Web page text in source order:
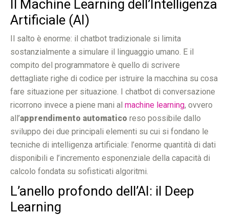
Il Machine Learning dell’Intelligenza
Artificiale (AI)
Il salto è enorme: il chatbot tradizionale si limita
sostanzialmente a simulare il linguaggio umano. E il
compito del programmatore è quello di scrivere
dettagliate righe di codice per istruire la macchina su cosa
fare situazione per situazione. I chatbot di conversazione
ricorrono invece a piene mani al machine learning, ovvero
all’apprendimento automatico reso possibile dallo
sviluppo dei due principali elementi su cui si fondano le
tecniche di intelligenza artificiale: l’enorme quantità di dati
disponibili e l’incremento esponenziale della capacità di
calcolo fondata su sofisticati algoritmi.
L’anello profondo dell’AI: il Deep
Learning